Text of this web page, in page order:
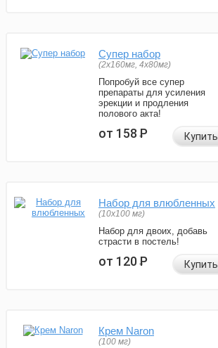
Супер набор
(2х160мг, 4х80мг)
Попробуй все супер
препараты для усиления
эрекции и продления
полового акта!
от 158Р Купить
Набор для влюбленных
(10х100 мг)
Набор для двоих, добавь
страсти в постель!
от 120Р Купить
Крем Naron
(100 мг)